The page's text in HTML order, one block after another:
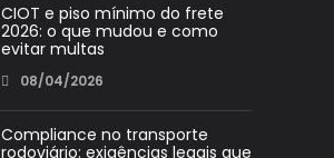
CIOT e piso mínimo do frete
2026: o que mudou e como
evitar multas
08/04/2026
Compliance no transporte
rodoviário: exigências legais que